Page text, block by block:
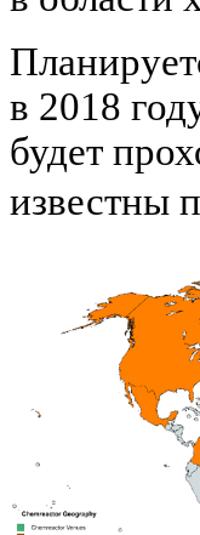
в 2018
будет
известны